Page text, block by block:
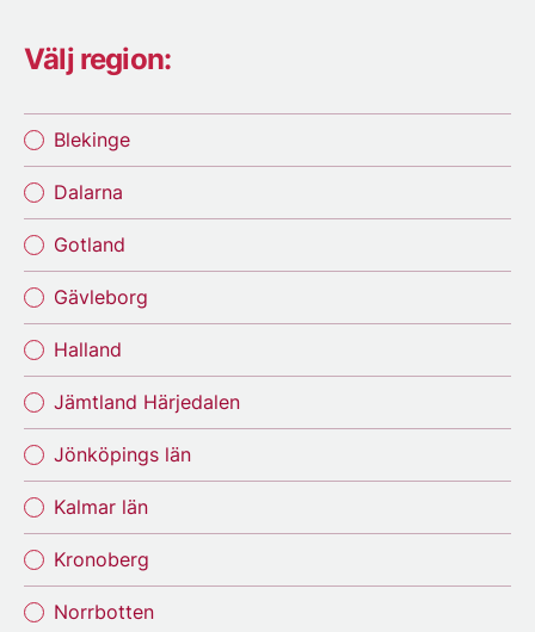
Välj region:
Blekinge
Dalarna
Gotland
Gävleborg
Halland
Jämtland Härjedalen
Jönköpings län
Kalmar län
Kronoberg
Norrbotten